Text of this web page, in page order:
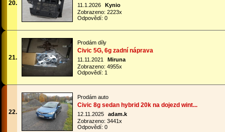
20. 11.1.2026
Kynio
Zobrazeno: 2223x
Odpovědí: 0
21.
Prodám díly
Civic 5G, 6g zadní náprava
11.11.2021
Miruna
Zobrazeno: 4955x
Odpovědí: 1
22.
Prodám auto
Civic 8g sedan hybrid 20k na dojezd wint...
12.11.2025
adam.k
Zobrazeno: 3441x
Odpovědí: 0